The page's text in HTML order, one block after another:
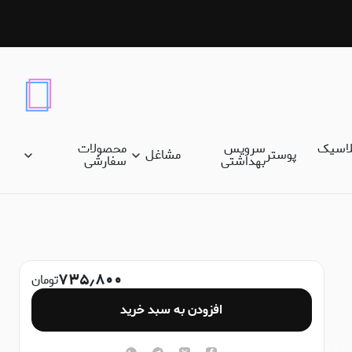
پوسترسرویس
بهداشتی مشاغل محصولات
سفارشی
۷۳۵٫۸۰۰تومان
افزودن به سبد خرید